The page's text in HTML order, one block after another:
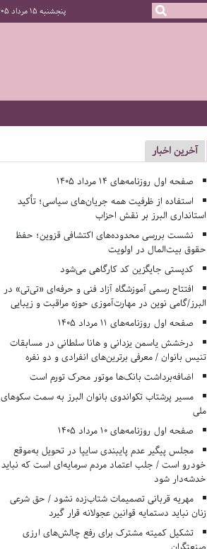
پنجشنبه 15 مرداد 1405
آخرین اخبار
صفحه اول روزنامه‌های 14 مرداد 1405
استفاده از ظرفیت همه جریان‌های سیاسی؛ تأکید
استانداری البرز بر نقش احزاب
نشست بررسی محدوده‌های اکتشافی قزوین؛ حفظ
حقوق بیت‌المال در اولویت
کدپستی جایگزین کد کارگاهی می‌شود
افتتاح رسمی آموزشگاه آزاد فنی و حرفه‌ای «تی‌تی» در
البرز/گامی نوین در مهارت‌آموزی حوزه مراقبت و زیبایی
صفحه اول روزنامه‌های 11 مرداد 1405
درخشش یاسمن یزدانی و هانا سلطانی در مسابقات
تنیس بانوان / معرفی برترین‌های انفرادی و دو نفره
اضافه‌برداشت بانک‌ها موتور محرک تورم است
مسیر پرشتاب تکواندوی بانوان البرز به سمت سکوهای
ملی
صفحه اول روزنامه‌های 10 مرداد 1405
مجلس پیگیر عدم پایبندی سایپا در تحویل به‌موقع
خودرو است / جلب اعتماد مردم سرمایه‌ای است که نباید
خدشه‌دار شود
مهریه قربانی تصمیمات شتاب‌زده نشود / حق شرعی
زنان نباید دستمایه قوانین عجولانه قرار گیرد
تشکیل کمیته مشترک برای رفع چالش‌های ارزی